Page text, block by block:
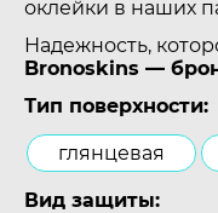
оклейки в наших
Надежность,
Bronoskins —
Тип поверхности:
глянцевая
Вид защиты: